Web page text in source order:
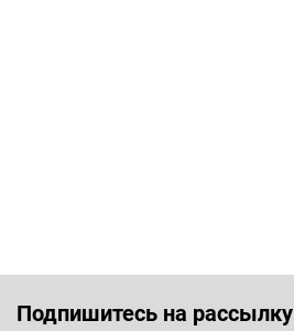
Подпишитесь на рассылку